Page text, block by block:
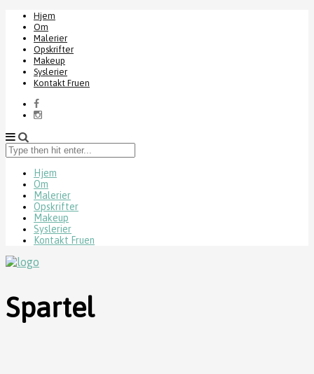
Hjem
Om
Malerier
Opskrifter
Makeup
Syslerier
Kontakt Fruen
Type
then
enter...
Hjem
Om
Malerier
Opskrifter
Makeup
Syslerier
Kontakt Fruen
Spartel